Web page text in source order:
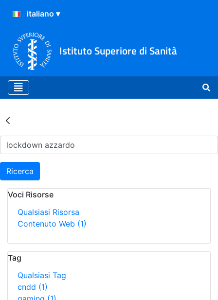
Istituto Superiore di Sanità
Risultati della Ricerca -
Ricerca
Voci Risorse
Qualsiasi Risorsa
Contenuto Web (1)
Tag
Qualsiasi Tag
cndd (1)